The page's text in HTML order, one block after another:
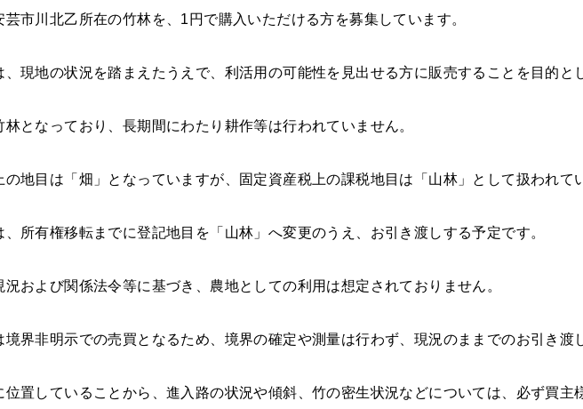
芸市川北乙所在の竹林を、1円で購入いただける方を募集しています。
、現地の状況を踏まえたうえで、利活用の可能性を見出せる方に販売することを目的と
林となっており、長期間にわたり耕作等は行われていません。
の地目は「畑」となっていますが、固定資産税上の課税地目は「山林」として扱われて
、所有権移転までに登記地目を「山林」へ変更のうえ、お引き渡しする予定です。
況および関係法令等に基づき、農地としての利用は想定されておりません。
境界非明示での売買となるため、境界の確定や測量は行わず、現況のままでのお引き渡
位置していることから、進入路の状況や傾斜、竹の密生状況などについては、必ず買主